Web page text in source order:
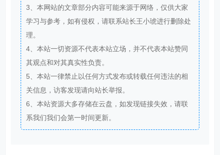
3、本网站的文章部分内容可能来源于网络，仅供大家
学习与参考，如有侵权，请联系站长王小琥进行删除处
理。
4、本站一切资源不代表本站立场，并不代表本站赞同
其观点和对其真实性负责。
5、本站一律禁止以任何方式发布或转载任何违法的相
关信息，访客发现请向站长举报。
6、本站资源大多存储在云盘，如发现链接失效，请联
系我们我们会第一时间更新。